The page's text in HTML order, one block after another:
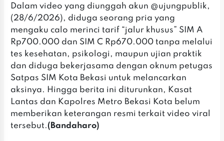
‎‎Dalam video yang diunggah akun @ujungpublik,
(28/6/2026), diduga seorang pria yang
mengaku calo merinci tarif “jalur khusus” SIM A
Rp700.000 dan SIM C Rp670.000 tanpa melalui
tes kesehatan, psikologi, maupun ujian praktik
dan diduga bekerjasama dengan oknum petugas
Satpas SIM Kota Bekasi untuk melancarkan
aksinya. Hingga berita ini diturunkan, Kasat
Lantas dan Kapolres Metro Bekasi Kota belum
memberikan keterangan resmi terkait video viral
tersebut.(Bandaharo)